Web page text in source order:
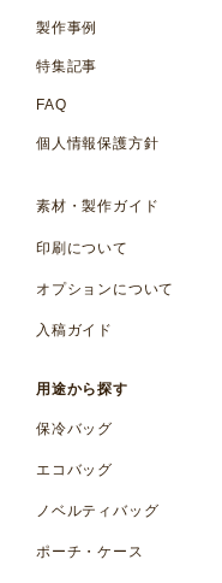
製作事例
特集記事
FAQ
個人情報保護方針
素材・製作ガイド
印刷について
オプションについて
入稿ガイド
用途から探す
保冷バッグ
エコバッグ
ノベルティバッグ
ポーチ・ケース